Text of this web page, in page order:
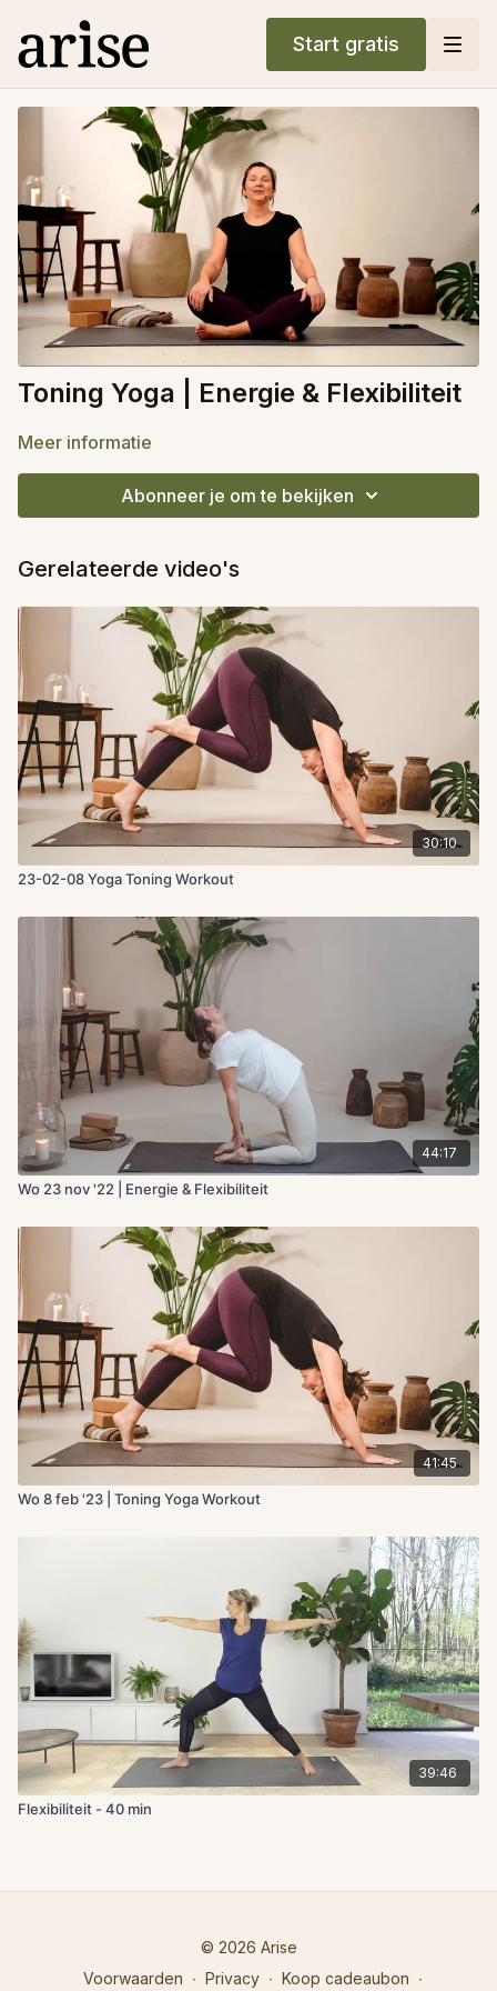
Start gratis
Toning Yoga | Energie & Flexibiliteit
Meer informatie
Abonneer je om te bekijken
Gerelateerde video's
30:10
23-02-08 Yoga Toning Workout
44:17
Wo 23 nov '22 | Energie & Flexibiliteit
41:45
Wo 8 feb '23 | Toning Yoga Workout
39:46
Flexibiliteit - 40 min
© 2026 Arise
Voorwaarden ∙ Privacy ∙ Koop cadeaubon ∙